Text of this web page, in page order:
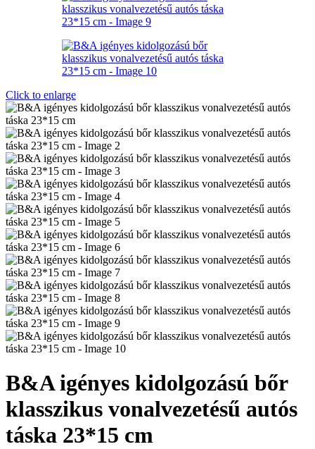
Click to enlarge
B&A igényes kidolgozású bőr
klasszikus vonalvezetésű autós
táska 23*15 cm